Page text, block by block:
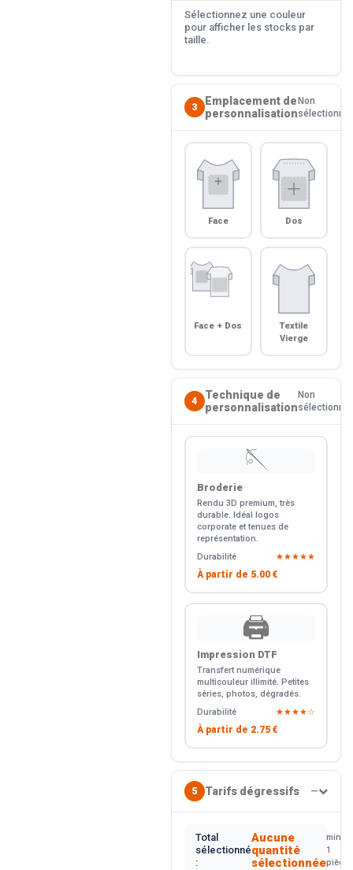
Sélectionnez une couleur
pour afficher les stocks par
taille.
3
Emplacement de
personnalisation
Non
sélectionné
Face Dos
Face + Dos
Textile
Vierge
4
Technique de
personnalisation
Non
sélectionné
🪡
Broderie
Rendu 3D premium, très
durable. Idéal logos
corporate et tenues de
représentation.
Durabilité
★★★★★
À partir de 5.00 €
🖨️
Impression DTF
Transfert numérique
multicouleur illimité. Petites
séries, photos, dégradés.
Durabilité
★★★★☆
À partir de 2.75 €
5 Tarifs dégressifs —
Total
sélectionné
:
Aucune
quantité
sélectionnée
min.
1
pièce